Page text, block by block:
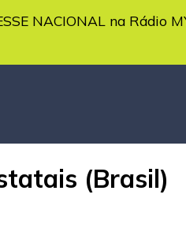
NACIONAL na Rádio
(Brasil)